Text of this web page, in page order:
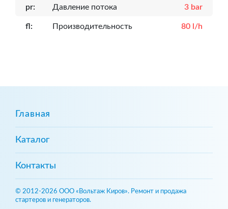
pr: Давление потока 3 bar
fl: Производительность 80 l/h
Главная
Каталог
Контакты
© 2012-2026 ООО «Вольтаж Киров». Ремонт и продажа
стартеров и генераторов.